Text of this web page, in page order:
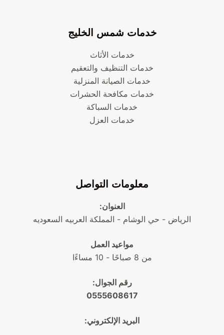
خدمات شمس الخليج
خدمات الأثاث
خدمات التنظيف والتعقيم
خدمات الصيانة المنزلية
خدمات مكافحة الحشرات
خدمات السباكة
خدمات العزل
معلومات التواصل
العنوان:
الرياض - حي الوشام - المملكة العربيه السعوديه
مواعيد العمل
من 8 صباحًا - 10 مساءًا
رقم الجوال:
0555608617
البريد الإلكتروني: